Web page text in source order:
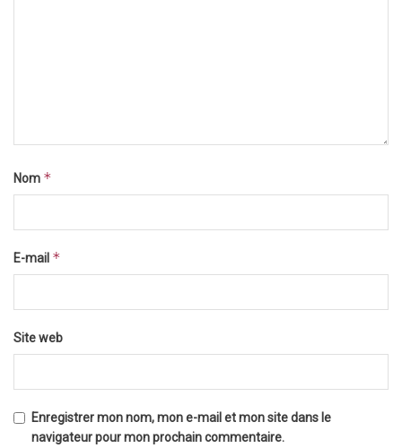
Nom *
E-mail *
Site web
Enregistrer mon nom, mon e-mail et mon site dans le
navigateur pour mon prochain commentaire.